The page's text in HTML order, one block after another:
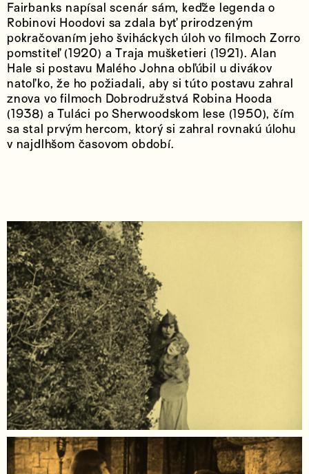
Fairbanks napísal scenár sám, keďže legenda o
Robinovi Hoodovi sa zdala byť prirodzeným
pokračovaním jeho šviháckych úloh vo filmoch Zorro
pomstiteľ (1920) a Traja mušketieri (1921). Alan
Hale si postavu Malého Johna obľúbil u divákov
natoľko, že ho požiadali, aby si túto postavu zahral
znova vo filmoch Dobrodružstvá Robina Hooda
(1938) a Tuláci po Sherwoodskom lese (1950), čím
sa stal prvým hercom, ktorý si zahral rovnakú úlohu
v najdlhšom časovom období.